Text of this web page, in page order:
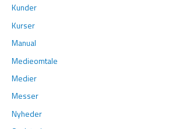
Kunder
Kurser
Manual
Medieomtale
Medier
Messer
Nyheder